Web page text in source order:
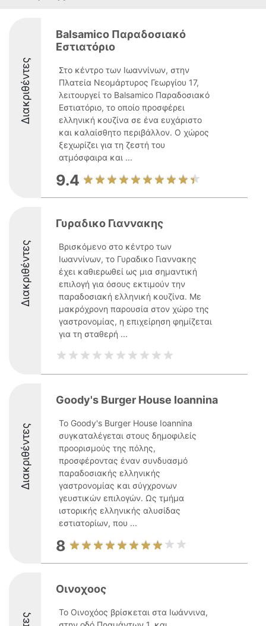
Διακριθέντες
Balsamico Παραδοσιακό
Εστιατόριο
Στο κέντρο των Ιωαννίνων, στην
Πλατεία Νεομάρτυρος Γεωργίου 17,
λειτουργεί το Balsamico Παραδοσιακό
Εστιατόριο, το οποίο προσφέρει
ελληνική κουζίνα σε ένα ευχάριστο
και καλαίσθητο περιβάλλον. Ο χώρος
ξεχωρίζει για τη ζεστή του
ατμόσφαιρα και ...
9.4
Διακριθέντες
Γυραδικο Γιαννακης
Βρισκόμενο στο κέντρο των
Ιωαννίνων, το Γυραδικο Γιαννακης
έχει καθιερωθεί ως μια σημαντική
επιλογή για όσους εκτιμούν την
παραδοσιακή ελληνική κουζίνα. Με
μακρόχρονη παρουσία στον χώρο της
γαστρονομίας, η επιχείρηση φημίζεται
για τη σταθερή ...
Διακριθέντες
Goody's Burger House Ioannina
Το Goody's Burger House Ioannina
συγκαταλέγεται στους δημοφιλείς
προορισμούς της πόλης,
προσφέροντας έναν συνδυασμό
παραδοσιακής ελληνικής
γαστρονομίας και σύγχρονων
γευστικών επιλογών. Ως τμήμα
ιστορικής ελληνικής αλυσίδας
εστιατορίων, που ...
8
Οινοχοος
Το Οινοχόος βρίσκεται στα Ιωάννινα,